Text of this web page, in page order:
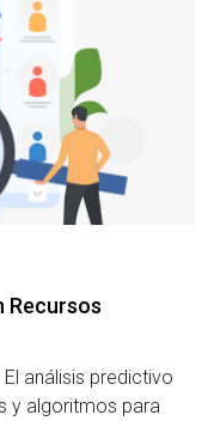
Recursos
análisis predictivo
y algoritmos para